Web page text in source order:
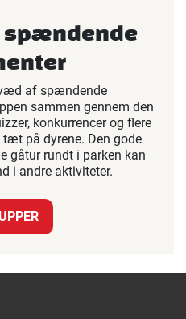
spændende
væd af spændende
sammen gennem den
konkurrencer og flere
på dyrene. Den gode
gåtur rundt i parken kan
i andre aktiviteter.